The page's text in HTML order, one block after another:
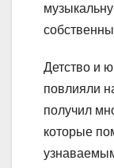
Детство и
повлияли
получил
которые